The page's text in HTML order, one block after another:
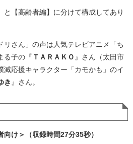
【高齢者編】に分けて構成してあり
さん」の声は人気テレビアニメ「ち
る子の『 ＴＡＲＡＫＯ 』さん（太田市
滅応援キャラクター「カモかも」のイ
き 』さん。
け＞（収録時間27分35秒）